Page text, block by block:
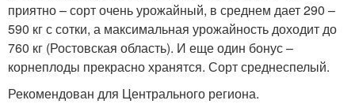
приятно – сорт очень урожайный, в среднем дает 290 –
590 кг с сотки, а максимальная урожайность доходит до
760 кг (Ростовская область). И еще один бонус –
корнеплоды прекрасно хранятся. Сорт среднеспелый.
Рекомендован для Центрального региона.